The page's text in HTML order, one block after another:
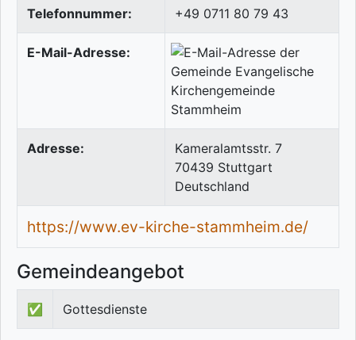
Telefonnummer: +49 0711 80 79 43
E-Mail-Adresse:
Adresse:
Kameralamtsstr. 7
70439 Stuttgart
Deutschland
https://www.ev-kirche-stammheim.de/
Gemeindeangebot
✅ Gottesdienste